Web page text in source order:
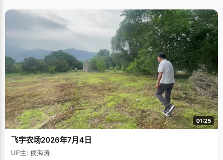
01:25
飞宇农场2026年7月4日
UP主: 侯海涛